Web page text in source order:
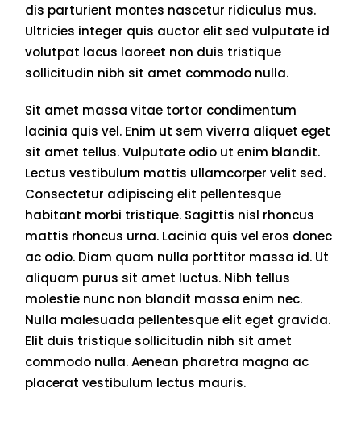
dis parturient montes nascetur ridiculus mus.
Ultricies integer quis auctor elit sed vulputate id
volutpat lacus laoreet non duis tristique
sollicitudin nibh sit amet commodo nulla.
Sit amet massa vitae tortor condimentum
lacinia quis vel. Enim ut sem viverra aliquet eget
sit amet tellus. Vulputate odio ut enim blandit.
Lectus vestibulum mattis ullamcorper velit sed.
Consectetur adipiscing elit pellentesque
habitant morbi tristique. Sagittis nisl rhoncus
mattis rhoncus urna. Lacinia quis vel eros donec
ac odio. Diam quam nulla porttitor massa id. Ut
aliquam purus sit amet luctus. Nibh tellus
molestie nunc non blandit massa enim nec.
Nulla malesuada pellentesque elit eget gravida.
Elit duis tristique sollicitudin nibh sit amet
commodo nulla. Aenean pharetra magna ac
placerat vestibulum lectus mauris.